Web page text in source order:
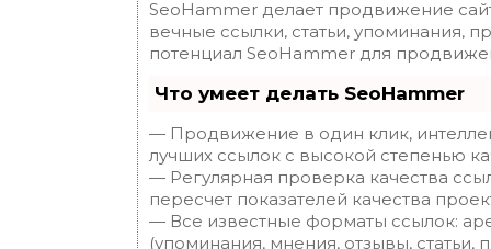
SeoHammer делает продвижение
вечные ссылки, статьи, упоминания,
потенциал SeoHammer для
Что умеет делать SeoHammer
— Продвижение в один клик,
лучших ссылок с высокой степенью
— Регулярная проверка качества
пересчет показателей качества
— Все известные форматы ссылок:
(упоминания, мнения, отзывы, статьи,